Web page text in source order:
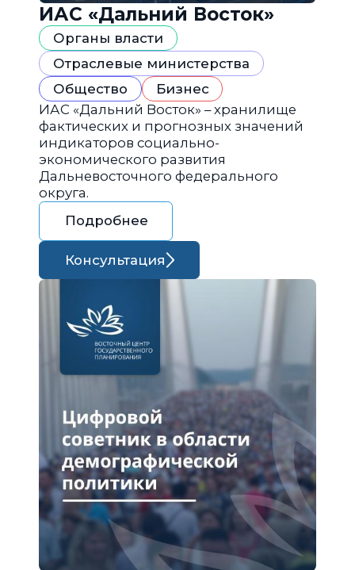
ИАС «Дальний Восток»
Органы власти
Отраслевые министерства
Общество
Бизнес
ИАС «Дальний Восток» – хранилище
фактических и прогнозных значений
индикаторов социально-
экономического развития
Дальневосточного федерального
округа.
Подробнее
Консультация